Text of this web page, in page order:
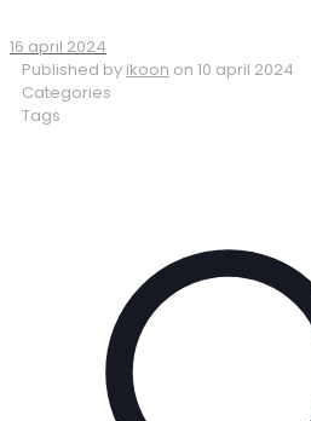
16 april 2024
Published by ikoon on 10 april 2024
Categories
Tags